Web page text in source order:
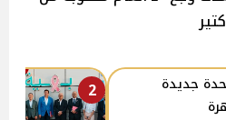
2
جديدة